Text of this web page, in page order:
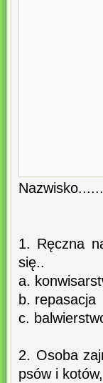
1. Ręczna
się..
a.
b. repasacja
c.
2. Osoba
psów i